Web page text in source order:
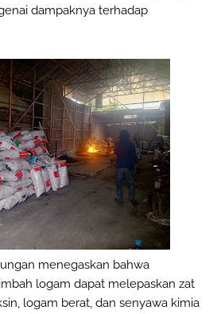
dampaknya terhadap
menegaskan bahwa
logam dapat melepaskan zat
logam berat, dan senyawa kimia